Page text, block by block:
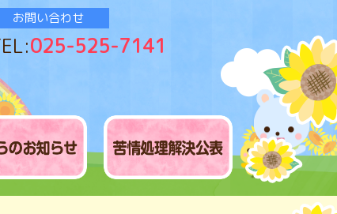
お問い合わせ
025-525-7141